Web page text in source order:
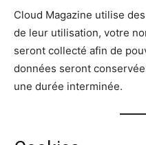
Cloud Magazine utilise
de leur utilisation, votre
seront collecté afin de
données seront
une durée interminée.